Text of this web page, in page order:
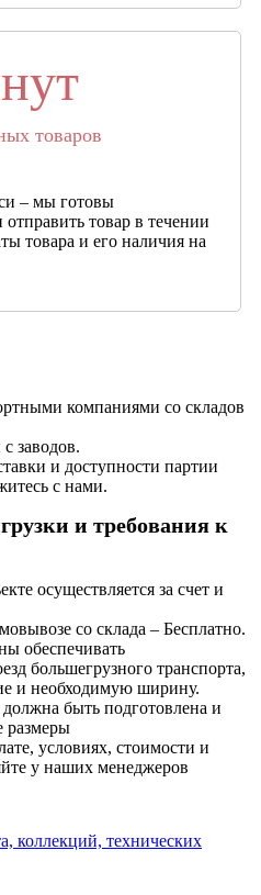
товаров
– мы готовы
товар в течении
товара и его наличия на
компаниями со складов
заводов.
и доступности партии
с нами.
и требования к
осуществляется за счет и
со склада – Бесплатно.
обеспечивать
большегрузного транспорта,
и необходимую ширину.
быть подготовлена и
размеры
условиях, стоимости и
у наших менеджеров
коллекций, технических